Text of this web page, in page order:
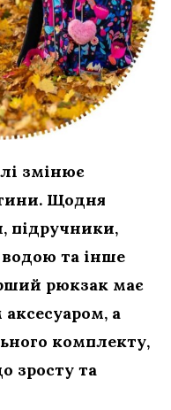
змінює
Щодня
підручники,
та інше
рюкзак має
а
комплекту,
зросту та